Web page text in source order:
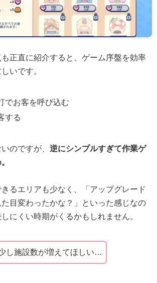
も正直に紹介すると、ゲーム序盤を効率
いです。
でお客を呼び込む
する
のですが、 逆にシンプルすぎて作業ゲ
るエリアも少なく、「アップグレード
目変わったかな？」といった感じなの
にくい時期がくるかもしれません。
し施設数が増えてほしい…